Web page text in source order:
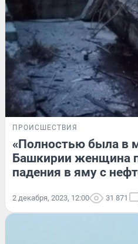
ПРОИСШЕСТВИЯ
«Полностью была в
Башкирии женщина
падения в яму с
2 декабря, 2023, 12:00 31 871